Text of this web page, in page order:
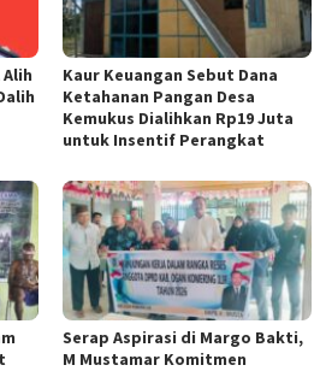
Kaur Keuangan Sebut Dana
Ketahanan Pangan Desa
Kemukus Dialihkan Rp19 Juta
untuk Insentif Perangkat
Serap Aspirasi di Margo Bakti,
M Mustamar Komitmen